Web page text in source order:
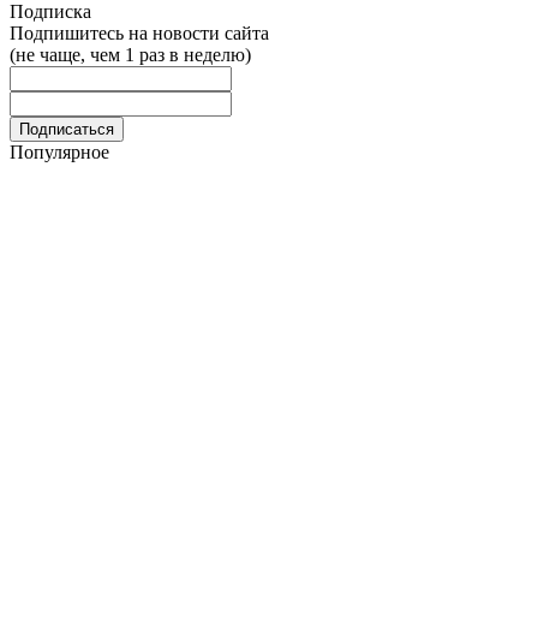
Подписка
Подпишитесь на новости сайта
(не чаще, чем 1 раз в неделю)
Популярное